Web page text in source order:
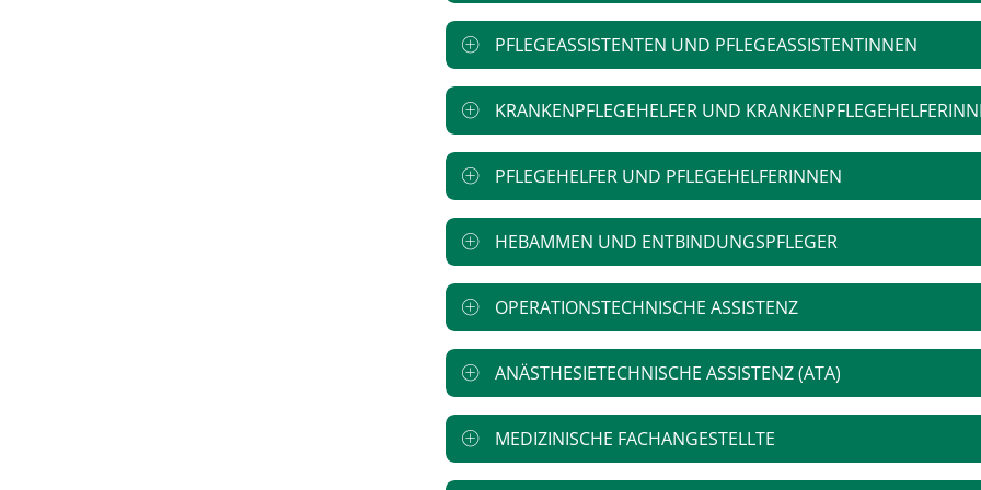
PFLEGEASSISTENTEN UND PFLEGEASSISTENTINNEN
KRANKENPFLEGEHELFER UND
PFLEGEHELFER UND PFLEGEHELFERINNEN
HEBAMMEN UND ENTBINDUNGSPFLEGER
OPERATIONSTECHNISCHE ASSISTENZ
ANÄSTHESIETECHNISCHE ASSISTENZ (ATA)
MEDIZINISCHE FACHANGESTELLTE